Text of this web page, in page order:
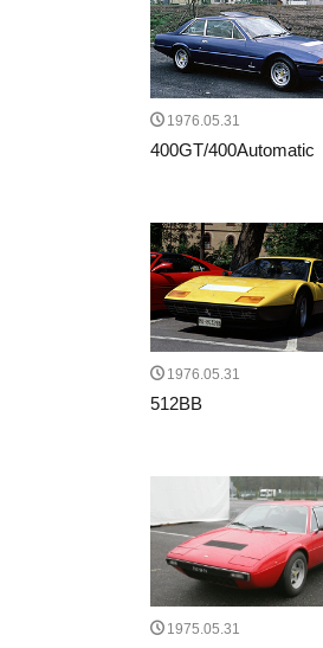
1976.05.31
400GT/400Automatic
1976.05.31
512BB
1975.05.31